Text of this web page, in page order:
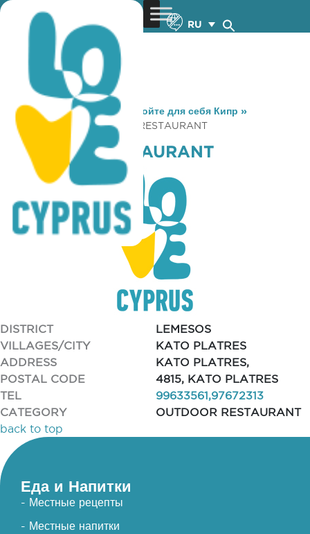
RU
You are here: Home »Откройте для себя Кипр »
Gastronomy
» PARADISSI RESTAURANT
PARADISSI RESTAURANT
DISTRICT
LEMESOS
VILLAGES/CITY
KATO PLATRES
ADDRESS
KATO PLATRES,
POSTAL CODE
4815, KATO PLATRES
TEL
99633561,97672313
CATEGORY
OUTDOOR RESTAURANT
back to top
Еда и Напитки
- Местные рецепты
- Местные напитки